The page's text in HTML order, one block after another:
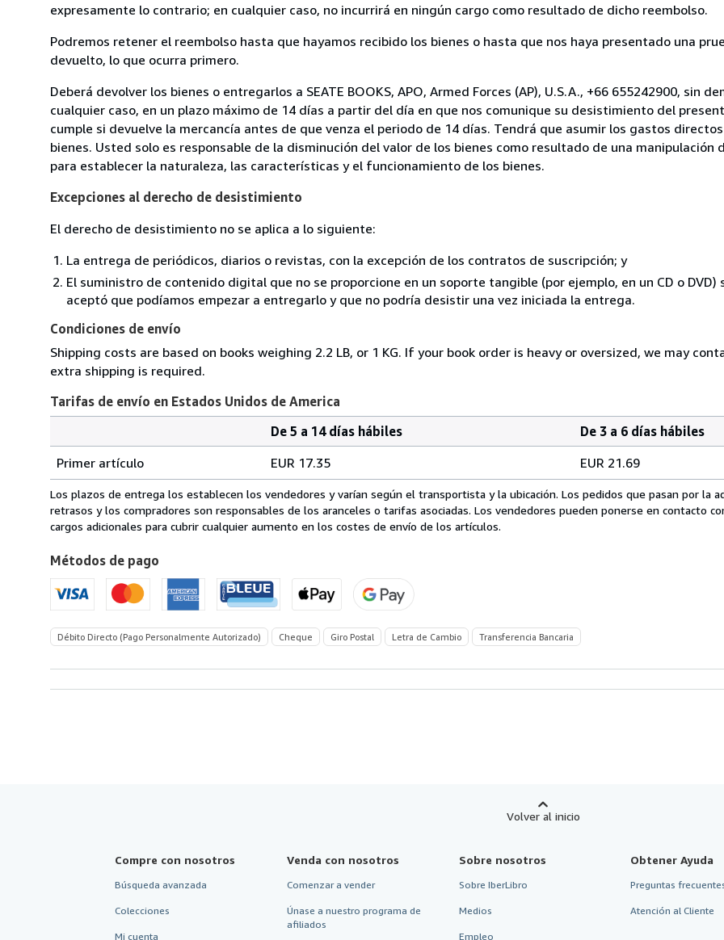
expresamente lo contrario; en cualquier caso, no incurrirá en ningún cargo como resultado de dicho reembolso.
Podremos retener el reembolso hasta que hayamos recibido los bienes o hasta que nos haya presentado una
devuelto, lo que ocurra primero.
Deberá devolver los bienes o entregarlos a SEATE BOOKS, APO, Armed Forces (AP), U.S.A., +66 655242900, sin
cualquier caso, en un plazo máximo de 14 días a partir del día en que nos comunique su desistimiento del
cumple si devuelve la mercancía antes de que venza el periodo de 14 días. Tendrá que asumir los gastos
bienes. Usted solo es responsable de la disminución del valor de los bienes como resultado de una manipulación
para establecer la naturaleza, las características y el funcionamiento de los bienes.
Excepciones al derecho de desistimiento
El derecho de desistimiento no se aplica a lo siguiente:
La entrega de periódicos, diarios o revistas, con la excepción de los contratos de suscripción; y
El suministro de contenido digital que no se proporcione en un soporte tangible (por ejemplo, en un CD o DVD)
aceptó que podíamos empezar a entregarlo y que no podría desistir una vez iniciada la entrega.
Condiciones de envío
Shipping costs are based on books weighing 2.2 LB, or 1 KG. If your book order is heavy or oversized, we may
extra shipping is required.
Tarifas de envío en Estados Unidos de America
de
envío
en
Estados
de
America
pedido
De 5 a 14 días hábiles
De 3 a 6 días hábiles
Primer artículo
EUR 17.35 EUR 21.69
Los plazos de entrega los establecen los vendedores y varían según el transportista y la ubicación. Los pedidos que pasan por la
retrasos y los compradores son responsables de los aranceles o tarifas asociadas. Los vendedores pueden ponerse en contacto
cargos adicionales para cubrir cualquier aumento en los costes de envío de los artículos.
Métodos de pago
Débito Directo (Pago Personalmente Autorizado) Cheque Giro Postal Letra de Cambio Transferencia Bancaria
Volver al inicio
Compre con nosotros
Búsqueda avanzada
Colecciones
Mi cuenta
Venda con nosotros
Comenzar a vender
Únase a nuestro programa de
afiliados
Sobre nosotros
Sobre IberLibro
Medios
Empleo
Obtener Ayuda
Preguntas
Atención al Cliente